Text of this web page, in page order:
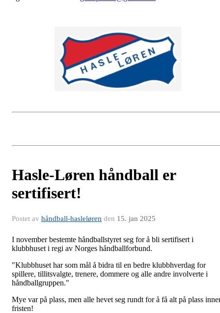
Hasle-Løren håndball er
sertifisert!
Postet av håndball-hasleløren den 15. jan 2025
I november bestemte håndballstyret seg for å bli sertifisert i
klubbhuset i regi av Norges håndballforbund.
"Klubbhuset har som mål å bidra til en bedre klubbhverdag for
spillere, tillitsvalgte, trenere, dommere og alle andre involverte i
håndballgruppen."
Mye var på plass, men alle hevet seg rundt for å få alt på plass
fristen!